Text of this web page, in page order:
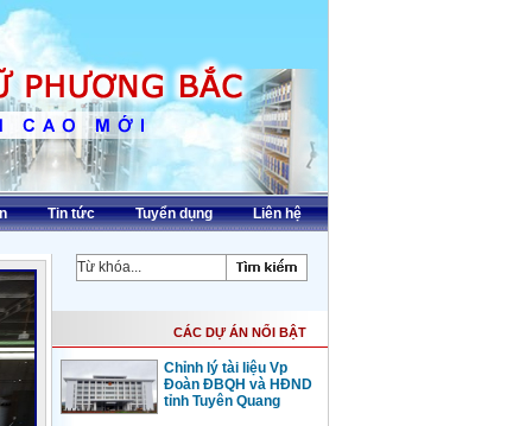
Tin tức Tuyển dụng Liên hệ
CÁC DỰ ÁN NỔI BẬT
Chỉnh lý tài liệu Vp
Đoàn ĐBQH và HĐND
tỉnh Tuyên Quang